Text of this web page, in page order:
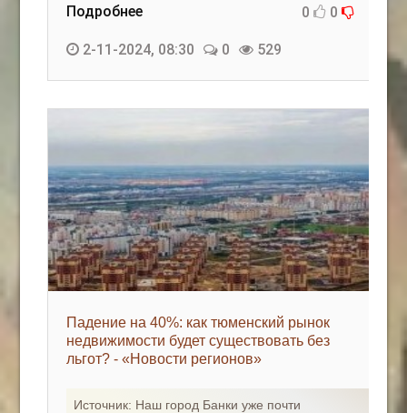
Подробнее 0 0
2-11-2024, 08:30 0 529
Падение на 40%: как тюменский рынок
недвижимости будет существовать без
льгот? - «Новости регионов»
Источник: Наш город Банки уже почти